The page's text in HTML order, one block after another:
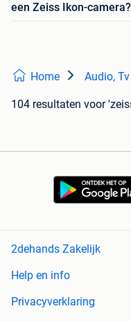
een Zeiss Ikon-camera?
Home Audio,
104 resultaten voor
2dehands Zakelijk
Help en info
Privacyverklaring